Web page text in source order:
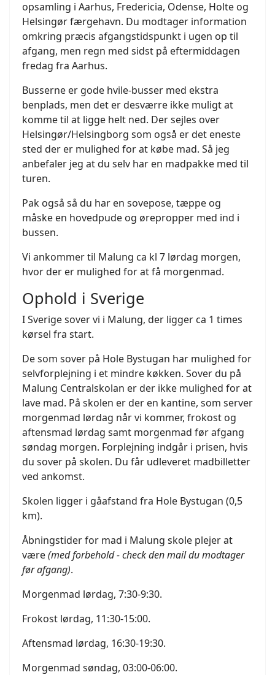
opsamling i Aarhus, Fredericia, Odense, Holte og
Helsingør færgehavn. Du modtager information
omkring præcis afgangstidspunkt i ugen op til
afgang, men regn med sidst på eftermiddagen
fredag fra Aarhus.
Busserne er gode hvile-busser med ekstra
benplads, men det er desværre ikke muligt at
komme til at ligge helt ned. Der sejles over
Helsingør/Helsingborg som også er det eneste
sted der er mulighed for at købe mad. Så jeg
anbefaler jeg at du selv har en madpakke med til
turen.
Pak også så du har en sovepose, tæppe og
måske en hovedpude og ørepropper med ind i
bussen.
Vi ankommer til Malung ca kl 7 lørdag morgen,
hvor der er mulighed for at få morgenmad.
Ophold i Sverige
I Sverige sover vi i Malung, der ligger ca 1 times
kørsel fra start.
De som sover på Hole Bystugan har mulighed for
selvforplejning i et mindre køkken. Sover du på
Malung Centralskolan er der ikke mulighed for at
lave mad. På skolen er der en kantine, som server
morgenmad lørdag når vi kommer, frokost og
aftensmad lørdag samt morgenmad før afgang
søndag morgen. Forplejning indgår i prisen, hvis
du sover på skolen. Du får udleveret madbilletter
ved ankomst.
Skolen ligger i gåafstand fra Hole Bystugan (0,5
km).
Åbningstider for mad i Malung skole plejer at
være(med forbehold - check den mail du modtager
før afgang).
Morgenmad lørdag, 7:30-9:30.
Frokost lørdag, 11:30-15:00.
Aftensmad lørdag, 16:30-19:30.
Morgenmad søndag, 03:00-06:00.